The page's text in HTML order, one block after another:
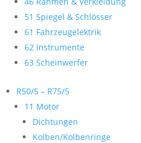
51 Spiegel & Schlösser
61 Fahrzeugelektrik
62 Instrumente
63 Scheinwerfer
R50/5 – R75/5
11 Motor
Dichtungen
Kolben/Kolbenringe